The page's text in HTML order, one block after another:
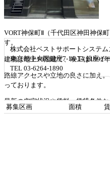
VORT神保町Ⅱ（千代田区神田神保
す。
建物は地上10階建て、竣工は1992
路線アクセスや立地の良さに加え
っております。
最新の空室状況や賃料・賃貸条件
募集区画 面積
株式会社ベストサポートシステム
東京都中央区銀座7-16-14 銀座イ
TEL 03-6264-1890